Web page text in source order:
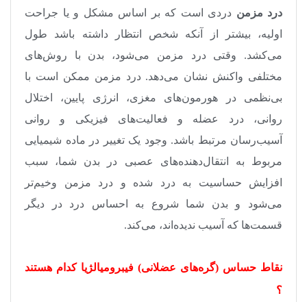
درد مزمن دردی است که بر اساس مشکل و یا جراحت
اولیه، بیشتر از آنکه شخص انتظار داشته باشد طول
می‌کشد. وقتی درد مزمن می‌شود، بدن با روش‌های
مختلفی واکنش نشان می‌دهد. درد مزمن ممکن است با
بی‌نظمی در هورمون‌های مغزی، انرژی پایین، اختلال
روانی، درد عضله و فعالیت‌های فیزیکی و روانی
آسیب‌رسان مرتبط باشد. وجود یک تغییر در ماده شیمیایی
مربوط به انتقال‌دهنده‌های عصبی در بدن شما، سبب
افزایش حساسیت به درد شده و درد مزمن وخیم‌تر
می‌شود و بدن شما شروع به احساس درد در دیگر
قسمت‌ها که آسیب ندیده‌اند، می‌کند.
نقاط حساس (گره‌های عضلانی) فیبرومیالژیا کدام هستند
؟